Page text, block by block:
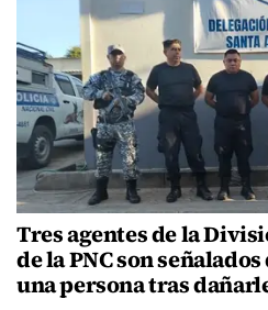
Tres agentes de la
de la PNC son
una persona tras